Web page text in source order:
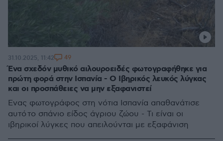
Ένα σχεδόν μυθικό αιλουροειδές φωτογραφήθηκε για
πρώτη φορά στην Ισπανία - Ο Ιβηρικός λευκός λύγκας
και οι προσπάθειες να μην εξαφανιστεί
Ένας φωτογράφος στη νότια Ισπανία απαθανάτισε
αυτό το σπάνιο είδος άγριου ζώου - Τι είναι οι
ιβηρικοί λύγκες που απειλούνται με εξαφάνιση
31.10.2025, 11:42 49